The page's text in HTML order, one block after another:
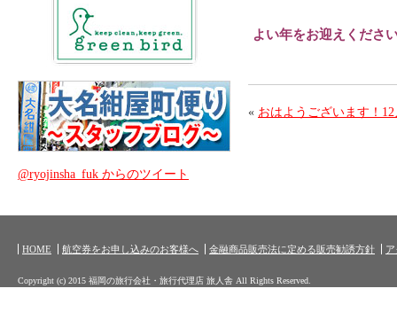
よい年をお迎えくださ
« おはようございます！
@ryojinsha_fuk からのツイート
HOME 航空券をお申し込みのお客様へ 金融商品販売法に定める販売勧誘方針
Copyright (c) 2015 福岡の旅行会社・旅行代理店 旅人舎 All Rights Reserved.